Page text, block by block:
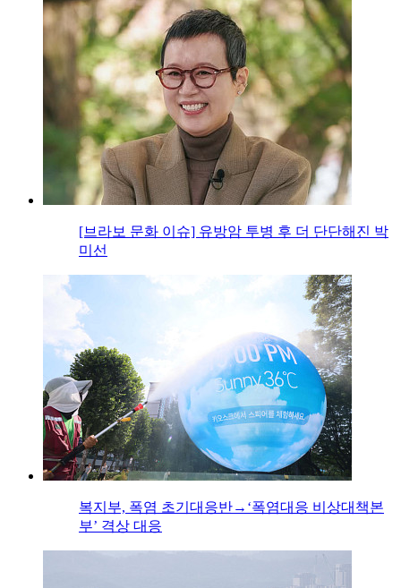
[브라보 문화 이슈] 유방암 투병 후 더 단단해진 박
미선
복지부, 폭염 초기대응반→‘폭염대응 비상대책본
부’ 격상 대응